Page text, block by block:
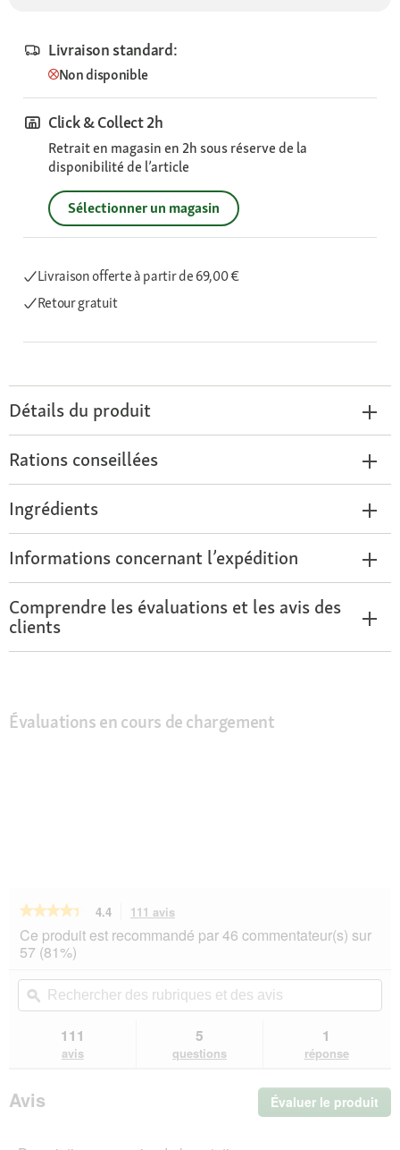
Livraison standard:
Non disponible
Click & Collect 2h
Retrait en magasin en 2h sous réserve de la
disponibilité de l’article
Sélectionner un magasin
Livraison offerteà partir de 69,00 €
Retour gratuit
Détails du produit
Rations conseillées
Ingrédients
Informations concernant l’expédition
Comprendre les évaluations et les avis des
clients
Évaluations en cours de chargement
★★★★★
★★★★★
sur
les
avis
PREMIERE
Adult
4.4 111 avis
action
vous
vers
les
avis.
Ce produit est recommandé par 46 commentateur(s) sur
57 (81%)
Rechercher
des
rubriques
ϙ
111
avis
5
questions
1
réponse
Avis Évaluer le produit